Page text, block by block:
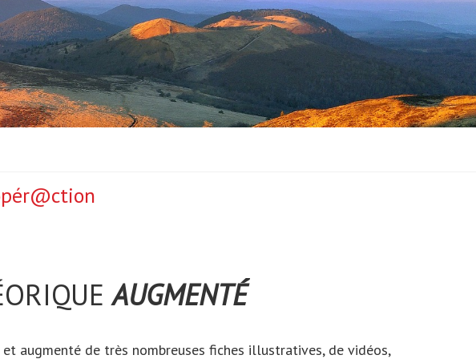
AUGMENTÉ
augmenté de très nombreuses fiches illustratives, de vidéos,